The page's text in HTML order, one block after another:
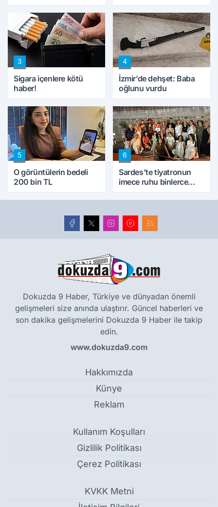
konuştu
peynircilerimizi de
kıskaca aldı, müdahale
ettik'
3
Sigara içenlere kötü
haber!
4
İzmir’de dehşet: Baba
oğlunu vurdu
5
O görüntülerin bedeli
200 bin TL
6
Sardes'te tiyatronun
imece ruhu binlerce
Dokuzda 9 Haber, Türkiye ve dünyadan önemli
gelişmeleri size anında ulaştırır. Güncel haberleri ve
son dakika gelişmelerini Dokuzda 9 Haber ile takip
edin.
www.dokuzda9.com
Hakkımızda
Künye
Reklam
Kullanım Koşulları
Gizlilik Politikası
Çerez Politikası
KVKK Metni